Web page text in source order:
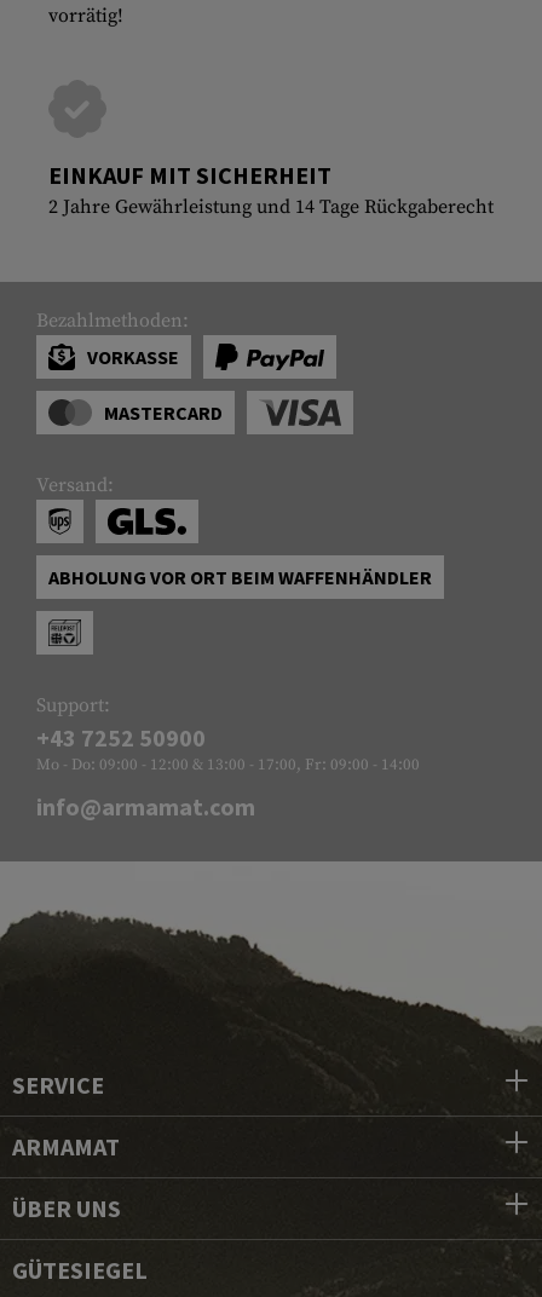
vorrätig!
EINKAUF MIT SICHERHEIT
2 Jahre Gewährleistung und 14 Tage Rückgaberecht
Bezahlmethoden:
VORKASSE
MASTERCARD
Versand:
ABHOLUNG VOR ORT BEIM WAFFENHÄNDLER
Support:
+43 7252 50900
Mo - Do: 09:00 - 12:00 & 13:00 - 17:00, Fr: 09:00 - 14:00
info@armamat.com
SERVICE
ARMAMAT
ÜBER UNS
GÜTESIEGEL